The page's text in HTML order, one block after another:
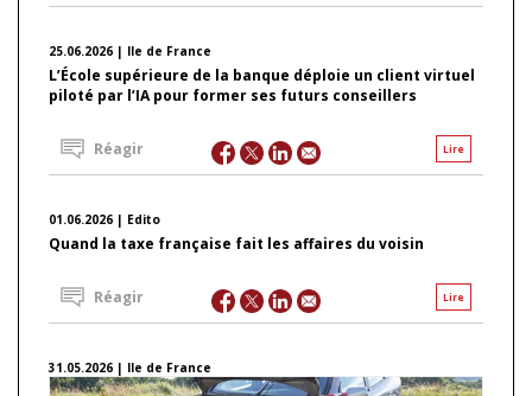
25.06.2026 | Ile de France
L’École supérieure de la banque déploie un client virtuel
piloté par l’IA pour former ses futurs conseillers
Lire
Réagir
01.06.2026 | Edito
Quand la taxe française fait les affaires du voisin
Lire
Réagir
31.05.2026 | Ile de France